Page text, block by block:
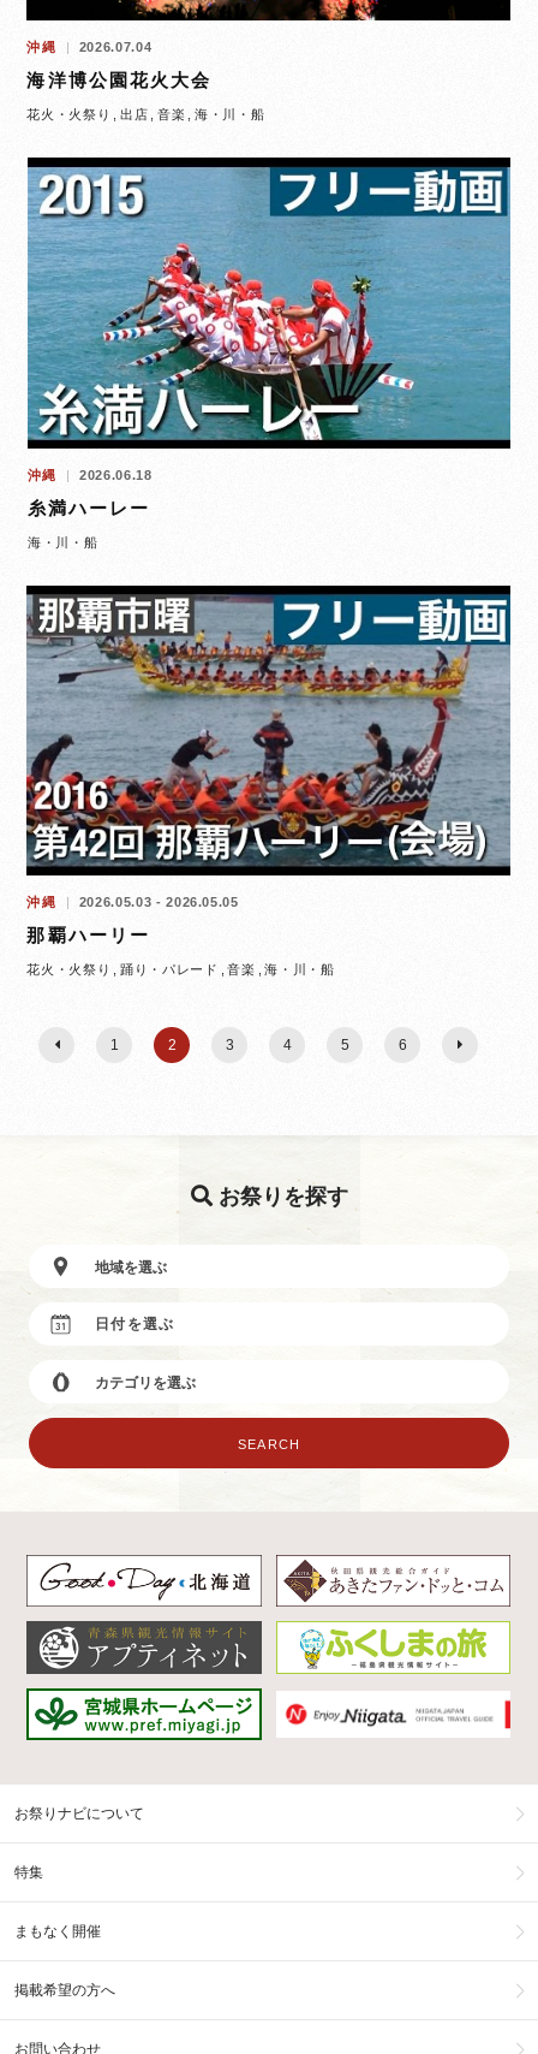
沖縄 2026.07.04
海洋博公園花火大会
花火・火祭り 出店 音楽 海・川・船
沖縄 2026.06.18
糸満ハーレー
海・川・船
沖縄 2026.05.03 - 2026.05.05
那覇ハーリー
花火・火祭り 踊り・パレード 音楽 海・川・船
1 2 3 4 5 6
お祭りを探す
お祭りナビについて
特集
まもなく開催
掲載希望の方へ
お問い合わせ